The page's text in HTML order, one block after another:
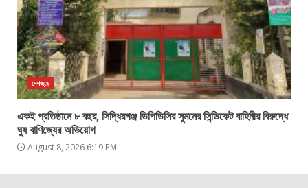
দেশজুড়ে
একই প্রতিষ্ঠানে ৮ বছর, সিদ্ধিরগঞ্জ ডিপিডিসির সুমনের সিন্ডিকেট বাহিনীর বিরুদ্ধে
ঘুষ বাণিজ্যের অভিয়োগ
August 8, 2026 6:19 PM